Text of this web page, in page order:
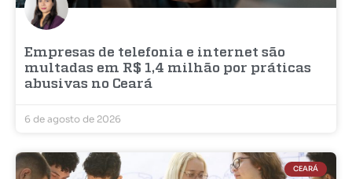
Empresas de telefonia e internet são
multadas em R$ 1,4 milhão por práticas
abusivas no Ceará
6 de agosto de 2026
CEARÁ